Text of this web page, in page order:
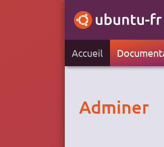
Accueil
Adminer